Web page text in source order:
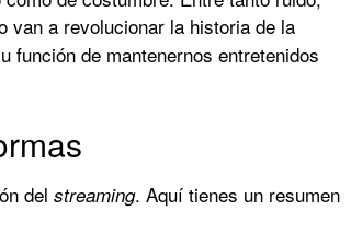
van a revolucionar la historia de la
función de mantenernos entretenidos
del streaming. Aquí tienes un resumen